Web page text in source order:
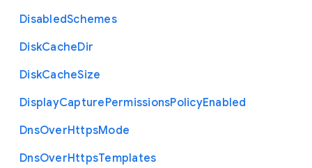
DisabledSchemes
DiskCacheDir
DiskCacheSize
DisplayCapturePermissionsPolicyEnabled
DnsOverHttpsMode
DnsOverHttpsTemplates